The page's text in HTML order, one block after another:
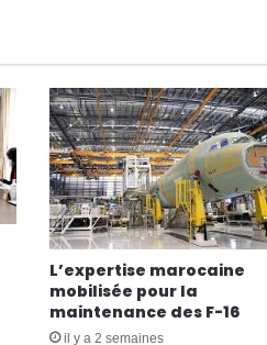
L’expertise marocaine
mobilisée pour la
maintenance des F-16
il y a 2 semaines